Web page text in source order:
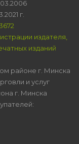
г.
издателя,
изданий
районе г. Минска
и услуг
г. Минска